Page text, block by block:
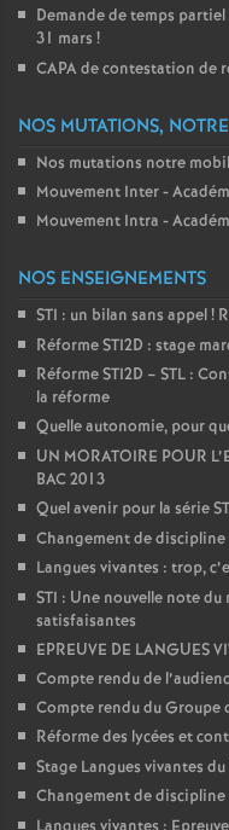
Demande de temps partiel
31 mars !
CAPA de contestation de
NOS MUTATIONS,
Nos mutations notre
Mouvement Inter -
Mouvement Intra -
NOS ENSEIGNEMENTS
STI : un bilan sans appel!
Réforme STI2D : stage
Réforme STI2D – STL :
la réforme
Quelle autonomie, pour
UN MORATOIRE POUR
BAC 2013
Quel avenir pour la série
Changement de discipline
Langues vivantes : trop,
STI : Une nouvelle note
satisfaisantes
EPREUVE DE LANGUES
Compte rendu de
Compte rendu du Groupe
Réforme des lycées et
Stage Langues vivantes
Changement de